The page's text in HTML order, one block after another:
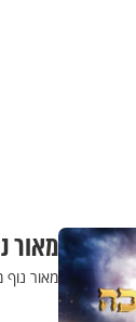
מאור
מאור